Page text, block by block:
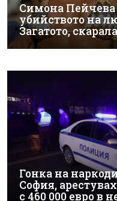
Симона Пейчева
убийството на
Загатото,
Гонка на
София,
с 460 000 евро в